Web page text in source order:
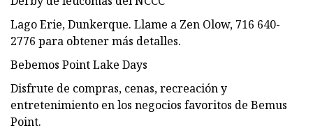
Lago Erie, Dunkerque. Llame a Zen Olow, 716 640-
2776 para obtener más detalles.
Bebemos Point Lake Days
Disfrute de compras, cenas, recreación y
entretenimiento en los negocios favoritos de Bemus
Point.